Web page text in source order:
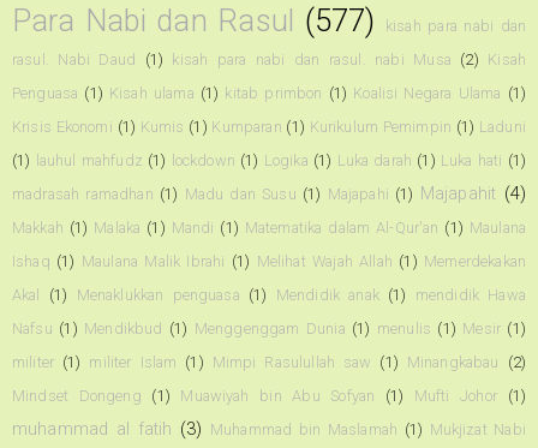
Para Nabi dan Rasul (577)
kisah para nabi dan
rasul. Nabi Daud
(1) kisah para nabi dan rasul. nabi Musa (2) Kisah
Penguasa (1) Kisah ulama (1) kitab primbon (1) Koalisi Negara Ulama (1)
Krisis Ekonomi (1) Kumis (1) Kumparan (1) Kurikulum Pemimpin (1) Laduni
(1) lauhul mahfudz (1) lockdown (1) Logika (1) Luka darah (1) Luka hati (1)
madrasah ramadhan (1) Madu dan Susu (1) Majapahi (1) Majapahit (4)
Makkah (1) Malaka (1) Mandi (1) Matematika dalam Al-Qur'an (1) Maulana
Ishaq (1) Maulana Malik Ibrahi (1) Melihat Wajah Allah (1) Memerdekakan
Akal
(1) Menaklukkan penguasa (1) Mendidik anak (1)
mendidik Hawa
Nafsu (1) Mendikbud (1) Menggenggam Dunia (1) menulis (1) Mesir (1)
militer (1) militer Islam (1) Mimpi Rasulullah saw (1) Minangkabau
(2)
Mindset Dongeng
(1) Muawiyah bin Abu Sofyan (1) Mufti Johor (1)
muhammad al fatih (3) Muhammad bin Maslamah (1) Mukjizat Nabi